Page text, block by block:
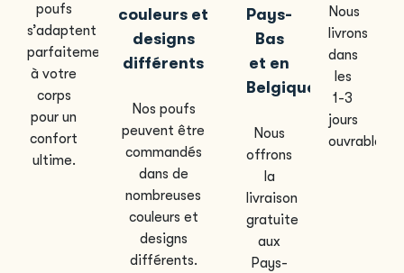
poufs
s’adaptent
parfaitement
à votre
corps
pour un
confort
ultime.
couleurs et
designs
différents
Nos poufs
peuvent être
commandés
dans de
nombreuses
couleurs et
designs
différents.
Pays-
Bas
et en
Belgique
Nous
offrons
la
livraison
gratuite
aux
Pays-
Nous
livrons
dans
les
1-3
jours
ouvrables.